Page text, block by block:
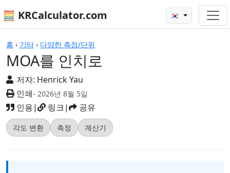
🧮 KRCalculator.com 🇰🇷
홈 › 기타 › 다양한 측정/단위
MOA를 인치로
저자: Henrick Yau
인쇄- 2026년 8월 5일
인용| 링크| 공유
각도 변환 측정 계산기
계산기